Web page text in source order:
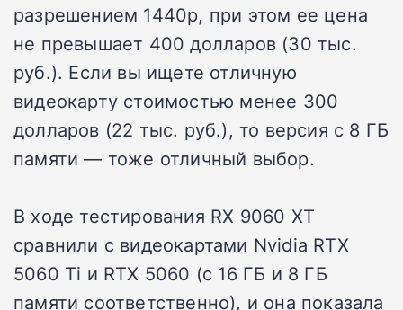
разрешением 1440p, при этом ее цена
не превышает 400 долларов (30 тыс.
руб.). Если вы ищете отличную
видеокарту стоимостью менее 300
долларов (22 тыс. руб.), то версия с 8 ГБ
памяти — тоже отличный выбор.
В ходе тестирования RX 9060 XT
сравнили с видеокартами Nvidia RTX
5060 Ti и RTX 5060 (с 16 ГБ и 8 ГБ
памяти соответственно), и она показала